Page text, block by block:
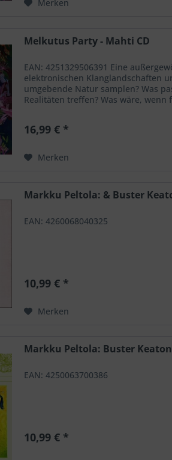
Merken
Melkutus Party - Mahti CD
EAN: 4251329506391 Eine
elektronischen Klanglandschaften
umgebende Natur samplen? Was
Realitäten treffen? Was wäre,
16,99 € *
Merken
Markku Peltola: & Buster
EAN: 4260068040325
10,99 € *
Merken
Markku Peltola: Buster
EAN: 4250063700386
10,99 € *